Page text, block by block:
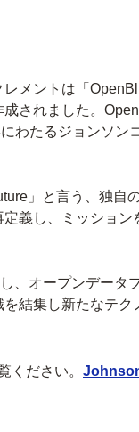
メントは「
されました。
わたるジョンソ
」と言う、独
義し、ミッショ
、オープンデー
結集し新たなテ
ください。